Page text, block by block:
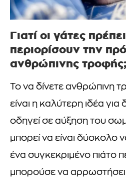
Γιατί οι γάτες
περιορίσουν την
ανθρώπινης τροφής;
Το να δίνετε ανθρώπινη
είναι η καλύτερη ιδέα
οδηγεί σε αύξηση του
μπορεί να είναι δύσκολο
ένα συγκεκριμένο πιάτο
μπορούσε να αρρωστήσει